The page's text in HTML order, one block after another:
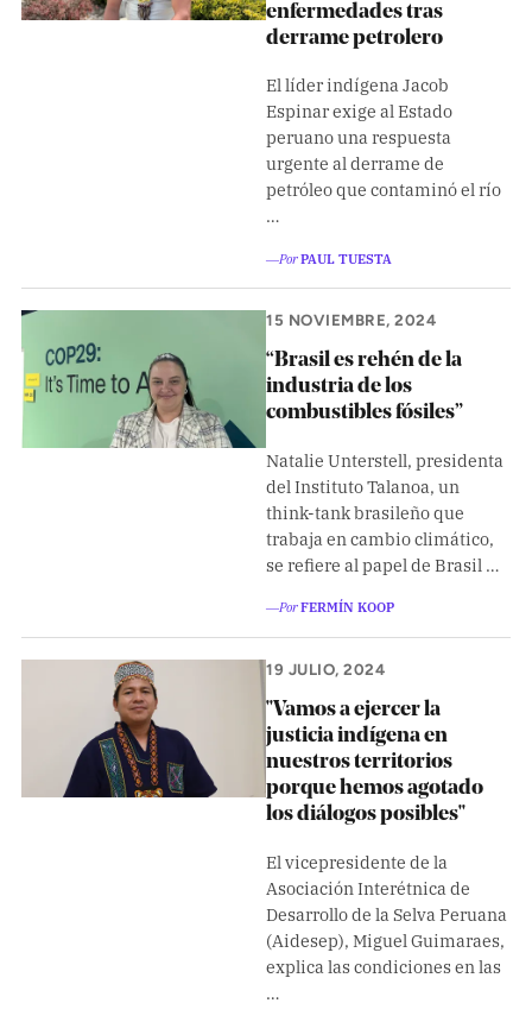
enfermedades tras
derrame petrolero
El líder indígena Jacob
Espinar exige al Estado
peruano una respuesta
urgente al derrame de
petróleo que contaminó el río
…
―PorPAUL TUESTA
15 NOVIEMBRE, 2024
“Brasil es rehén de la
industria de los
combustibles fósiles”
Natalie Unterstell, presidenta
del Instituto Talanoa, un
think-tank brasileño que
trabaja en cambio climático,
se refiere al papel de Brasil …
―PorFERMÍN KOOP
19 JULIO, 2024
"Vamos a ejercer la
justicia indígena en
nuestros territorios
porque hemos agotado
los diálogos posibles"
El vicepresidente de la
Asociación Interétnica de
Desarrollo de la Selva Peruana
(Aidesep), Miguel Guimaraes,
explica las condiciones en las
…